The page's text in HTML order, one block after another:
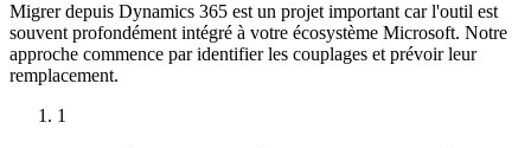
Migrer depuis Dynamics 365 est un projet important car l'outil est
souvent profondément intégré à votre écosystème Microsoft. Notre
approche commence par identifier les couplages et prévoir leur
remplacement.
1